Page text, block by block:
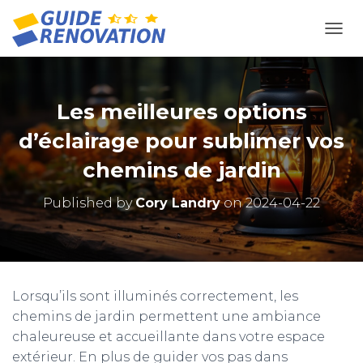
Les meilleures options
d’éclairage pour sublimer vos
chemins de jardin
Published byCory Landryon2024-04-22
Lorsqu’ils sont illuminés correctement, les
chemins de jardin permettent une ambiance
chaleureuse et accueillante dans votre espace
extérieur. En plus de guider vos pas dans